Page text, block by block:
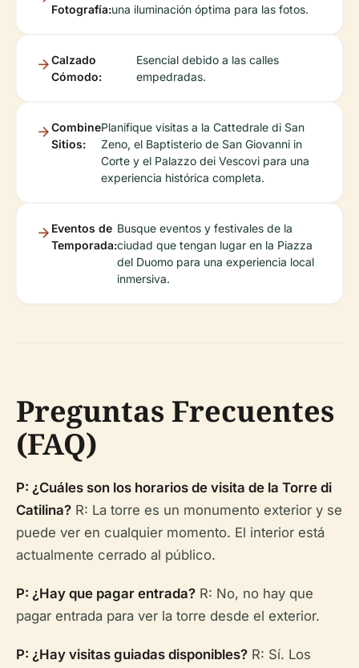
Fotografía:una iluminación óptima para las fotos.
Calzado
Cómodo:
Esencial debido a las calles
empedradas.
Combine
Sitios:
Planifique visitas a la Cattedrale di San
Zeno, el Baptisterio de San Giovanni in
Corte y el Palazzo dei Vescovi para una
experiencia histórica completa.
Eventos de
Temporada:
Busque eventos y festivales de la
ciudad que tengan lugar en la Piazza
del Duomo para una experiencia local
inmersiva.
Preguntas Frecuentes
(FAQ)
P: ¿Cuáles son los horarios de visita de la Torre di
Catilina? R: La torre es un monumento exterior y se
puede ver en cualquier momento. El interior está
actualmente cerrado al público.
P: ¿Hay que pagar entrada? R: No, no hay que
pagar entrada para ver la torre desde el exterior.
P: ¿Hay visitas guiadas disponibles? R: Sí. Los